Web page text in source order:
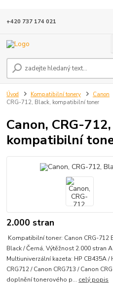
+420 737 174 021
Úvod Kompatibilní tonery Canon
CRG-712, Black, kompatibilní toner
Canon, CRG-
kompatibilní
2.000 stran
Kompatibilní toner: Canon CRG-712
Black / Černá, Výtěžnost 2.000 stran
Multiuniverzální kazeta: HP CB435A /
CRG712 / Canon CRG713 / Canon
doplnění tonerového p... celý popis